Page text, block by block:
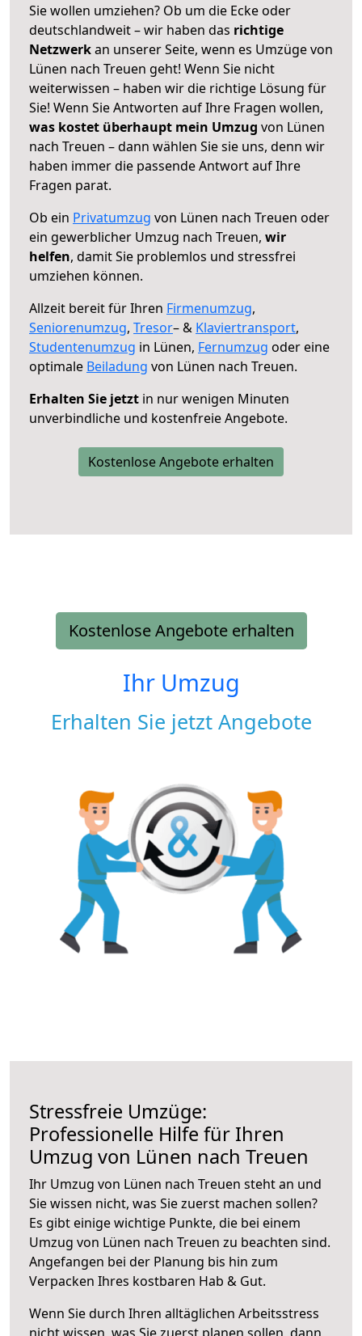
Sie wollen umziehen? Ob um die Ecke oder
deutschlandweit – wir haben das richtige
Netzwerkan unserer Seite, wenn es Umzüge von
Lünen nach Treuen geht! Wenn Sie nicht
weiterwissen – haben wir die richtige Lösung für
Sie! Wenn Sie Antworten auf Ihre Fragen wollen,
was kostet überhaupt mein Umzug von Lünen
nach Treuen – dann wählen Sie sie uns, denn wir
haben immer die passende Antwort auf Ihre
Fragen parat.
Ob ein Privatumzug von Lünen nach Treuen oder
ein gewerblicher Umzug nach Treuen, wir
helfen, damit Sie problemlos und stressfrei
umziehen können.
Allzeit bereit für Ihren Firmenumzug,
Seniorenumzug, Tresor– & Klaviertransport,
Studentenumzug in Lünen, Fernumzug oder eine
optimale Beiladung von Lünen nach Treuen.
Erhalten Sie jetzt in nur wenigen Minuten
unverbindliche und kostenfreie Angebote.
Kostenlose Angebote erhalten
Kostenlose Angebote erhalten
Ihr Umzug
Erhalten Sie jetzt Angebote
Stressfreie Umzüge:
Professionelle Hilfe für Ihren
Umzug von Lünen nach Treuen
Ihr Umzug von Lünen nach Treuen steht an und
Sie wissen nicht, was Sie zuerst machen sollen?
Es gibt einige wichtige Punkte, die bei einem
Umzug von Lünen nach Treuen zu beachten sind.
Angefangen bei der Planung bis hin zum
Verpacken Ihres kostbaren Hab & Gut.
Wenn Sie durch Ihren alltäglichen Arbeitsstress